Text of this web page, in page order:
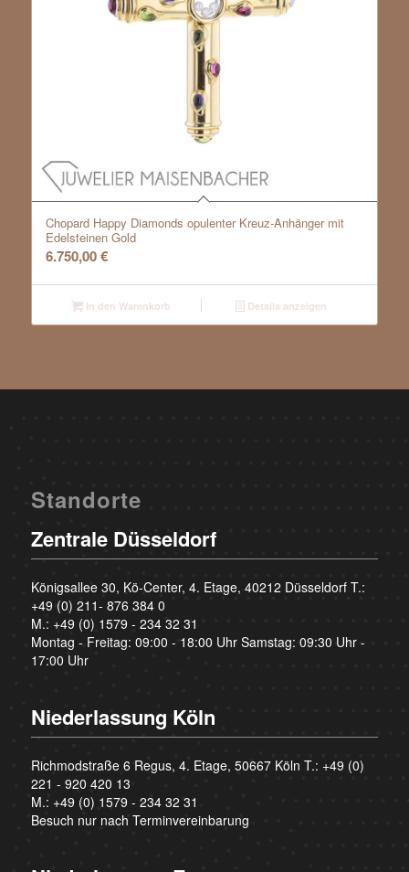
Chopard Happy Diamonds opulenter Kreuz-Anhänger mit
Edelsteinen Gold
6.750,00€
In den Warenkorb Details anzeigen
Standorte
Zentrale Düsseldorf
Königsallee 30, Kö-Center, 4. Etage, 40212 Düsseldorf T.:
+49 (0) 211- 876 384 0
M.: +49 (0) 1579 - 234 32 31
Montag - Freitag: 09:00 - 18:00 Uhr Samstag: 09:30 Uhr -
17:00 Uhr
Niederlassung Köln
Richmodstraße 6 Regus, 4. Etage, 50667 Köln T.: +49 (0)
221 - 920 420 13
M.: +49 (0) 1579 - 234 32 31
Besuch nur nach Terminvereinbarung